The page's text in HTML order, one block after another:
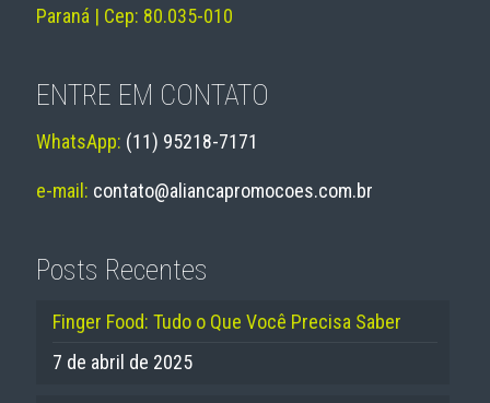
Paraná | Cep: 80.035-010
ENTRE EM CONTATO
WhatsApp: (11) 95218-7171
e-mail: contato@aliancapromocoes.com.br
Posts Recentes
Finger Food: Tudo o Que Você Precisa Saber
7 de abril de 2025